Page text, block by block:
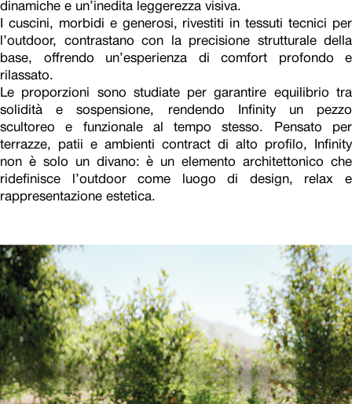
dinamiche e un’inedita leggerezza visiva.
I cuscini, morbidi e generosi, rivestiti in tessuti tecnici per
l’outdoor, contrastano con la precisione strutturale della
base, offrendo un’esperienza di comfort profondo e
rilassato.
Le proporzioni sono studiate per garantire equilibrio tra
solidità e sospensione, rendendo Infinity un pezzo
scultoreo e funzionale al tempo stesso. Pensato per
terrazze, patii e ambienti contract di alto profilo, Infinity
non è solo un divano: è un elemento architettonico che
ridefinisce l’outdoor come luogo di design, relax e
rappresentazione estetica.